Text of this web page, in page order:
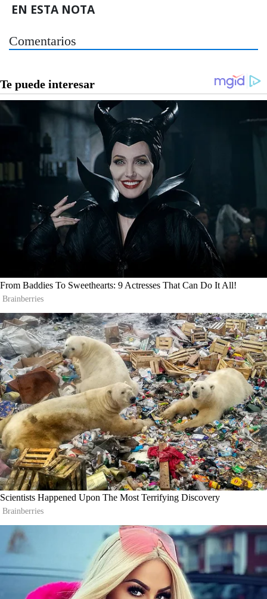
EN ESTA NOTA
Comentarios